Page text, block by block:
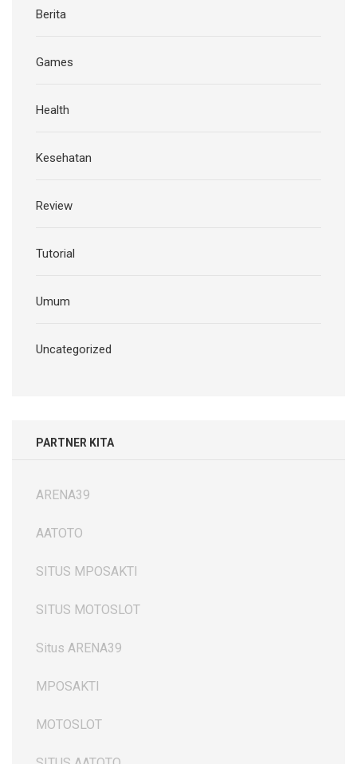
Berita
Games
Health
Kesehatan
Review
Tutorial
Umum
Uncategorized
PARTNER KITA
ARENA39
AATOTO
SITUS MPOSAKTI
SITUS MOTOSLOT
Situs ARENA39
MPOSAKTI
MOTOSLOT